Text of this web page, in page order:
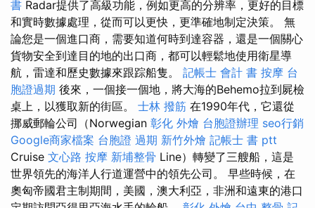
書 Radar提供了高級功能，例如更高的分辨率，更好的目標
和實時數據處理，從而可以更快，更準確地制定決策。 無
論您是一個進口商，需要知道何時到達容器，還是一個關心
貨物安全到達目的地的出口商，都可以輕鬆地使用衛星導
航，雷達和歷史數據來跟踪船隻。 記帳士 會計 書 按摩 台
胞證過期 後來，一個接一個地，將大海的Behemo拉到屍檢
桌上，以獲取新的街區。 士林 撥筋 在1990年代，它還從
挪威郵輪公司（Norwegian 彰化 外燴 台胞證辦理 seo行銷
Google商家檔案 台胞證 過期 新竹外燴 記帳士 書 ptt
Cruise 文心路 按摩 新埔整骨 Line）轉變了三艘船，這是
世界領先的海洋人行道運營中的領先公司。 早些時候，在
奧匈帝國君主制期間，美國，澳大利亞，非洲和遠東的港口